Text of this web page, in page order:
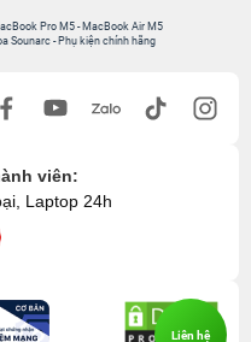
Pro M5- MacBook Air M5
Sounarc- Phụ kiện chính hãng
viên:
Laptop 24h
Liên hệ